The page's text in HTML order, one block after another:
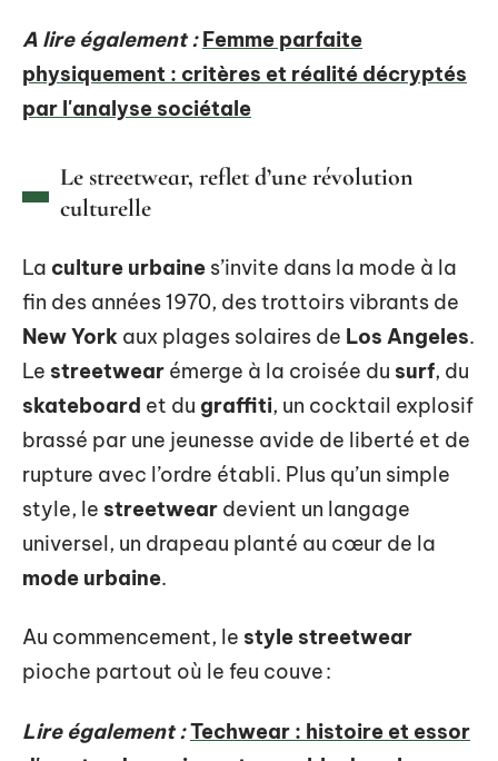
A lire également : Femme parfaite
physiquement : critères et réalité décryptés
par l'analyse sociétale
Le streetwear, reflet d’une révolution
culturelle
La culture urbaine s’invite dans la mode à la
fin des années 1970, des trottoirs vibrants de
New York aux plages solaires de Los Angeles.
Le streetwear émerge à la croisée du surf, du
skateboard et du graffiti, un cocktail explosif
brassé par une jeunesse avide de liberté et de
rupture avec l’ordre établi. Plus qu’un simple
style, le streetwear devient un langage
universel, un drapeau planté au cœur de la
mode urbaine.
Au commencement, le style streetwear
pioche partout où le feu couve :
Lire également :Techwear : histoire et essor